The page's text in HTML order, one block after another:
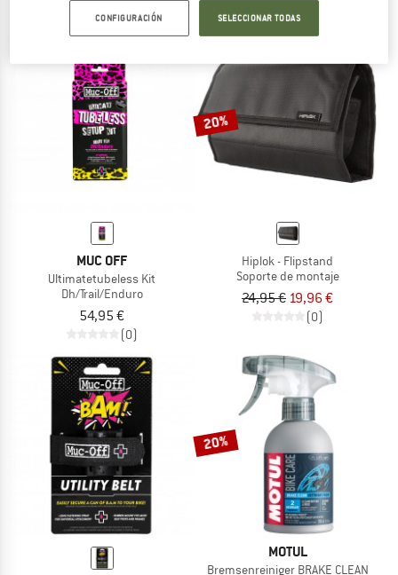
MUC OFF
Ultimatetubeless Kit
Dh/Trail/Enduro
54,95 €
(0)
20%
Hiplok - Flipstand
Soporte de montaje
24,95 € 19,96 €
(0)
20%
MOTUL
Bremsenreiniger BRAKE CLEAN
CONFIGURACIÓN SELECCIONAR TODAS